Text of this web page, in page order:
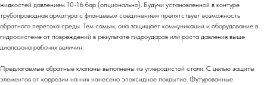
жидкостей давлением 10-16 бар (опционально). Будучи установленной в контуре
трубопроводная арматура с фланцевым соединением препятствует возможность
обратного перетока среды. Тем самым, она защищает коммуникации и оборудование в
гидросистеме от повреждений в результате гидроударов или роста давления выше
диапазона рабочих величин.
Предлагаемые обратные клапаны выполнены из углеродистой стали. С целью защиты
элементов от коррозии на них нанесено эпоксидное покрытие. Футурованные